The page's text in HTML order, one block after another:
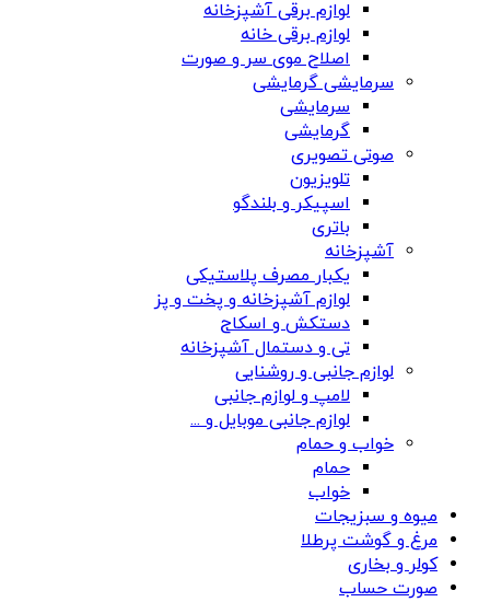
لوازم برقی آشپزخانه
لوازم برقی خانه
اصلاح موی سر و صورت
سرمایشی گرمایشی
سرمایشی
گرمایشی
صوتی تصویری
تلویزیون
اسپیکر و بلندگو
باتری
آشپزخانه
یکبار مصرف پلاستیکی
لوازم آشپزخانه و پخت و پز
دستکش و اسکاج
تی و دستمال آشپزخانه
لوازم جانبی و روشنایی
لامپ و لوازم جانبی
لوازم جانبی موبایل و ...
خواب و حمام
حمام
خواب
میوه و سبزیجات
مرغ و گوشت پرطلا
کولر و بخاری
صورت حساب